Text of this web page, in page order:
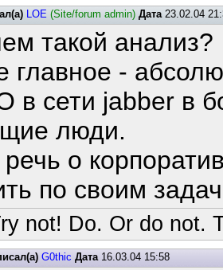
LOE (Site/forum admin) Дата23.02.04
такой анализ?
главное -
сети jabber в
люди.
о
по своим
not! Do. Or do not.
G0thic Дата16.03.04 15:58